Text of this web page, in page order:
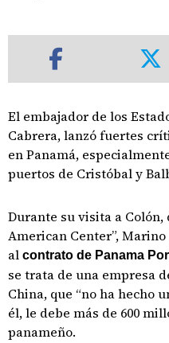
El embajador de los
Cabrera, lanzó fuertes
en Panamá,
puertos de Cristóbal y
Durante su visita a
American Center”,
al contrato de Panama
se trata de una empresa
China, que “no ha hecho
él, le debe más de 600
panameño.